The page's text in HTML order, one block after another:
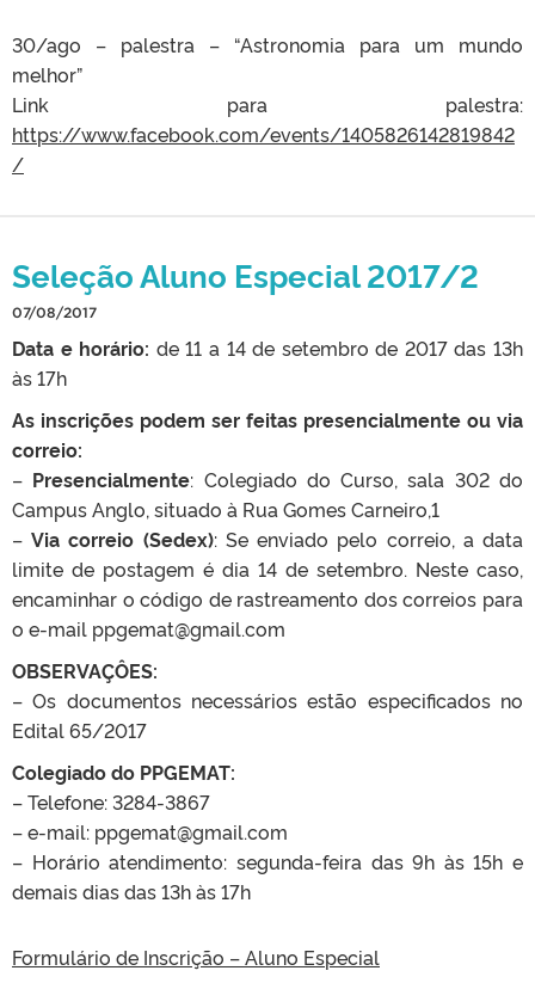
30/ago – palestra – “Astronomia para um mundo
melhor”
Link para palestra:
https://www.facebook.com/events/1405826142819842
/
Seleção Aluno Especial 2017/2
07/08/2017
Data e horário: de 11 a 14 de setembro de 2017 das 13h
às 17h
As inscrições podem ser feitas presencialmente ou via
correio:
– Presencialmente: Colegiado do Curso, sala 302 do
Campus Anglo, situado à Rua Gomes Carneiro,1
–Via correio (Sedex): Se enviado pelo correio, a data
limite de postagem é dia 14 de setembro. Neste caso,
encaminhar o código de rastreamento dos correios para
o e-mail ppgemat@gmail.com
OBSERVAÇÔES:
– Os documentos necessários estão especificados no
Edital 65/2017
Colegiado do PPGEMAT:
– Telefone: 3284-3867
– e-mail: ppgemat@gmail.com
– Horário atendimento: segunda-feira das 9h às 15h e
demais dias das 13h às 17h
Formulário de Inscrição – Aluno Especial